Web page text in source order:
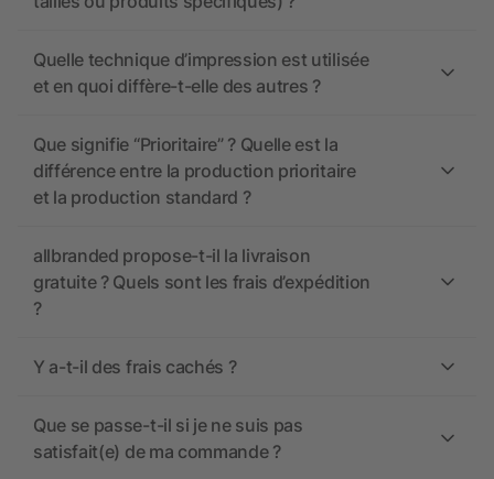
Quelle technique d’impression est utilisée
et en quoi diffère-t-elle des autres ?
Que signifie “Prioritaire” ? Quelle est la
différence entre la production prioritaire
et la production standard ?
allbranded propose-t-il la livraison
gratuite ? Quels sont les frais d’expédition
?
Y a-t-il des frais cachés ?
Que se passe-t-il si je ne suis pas
satisfait(e) de ma commande ?